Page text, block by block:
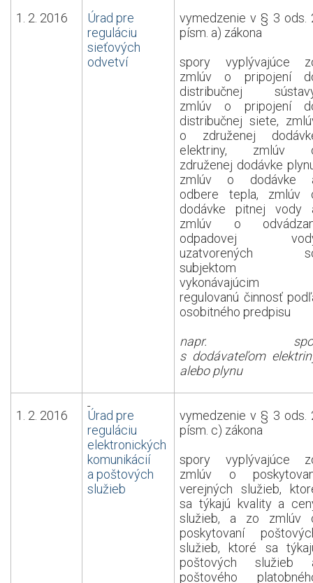
1. 2. 2016
Úrad pre
reguláciu
sieťových
odvetví
vymedzenie v § 3 ods.
písm. a) zákona
spory vyplývajúce
zmlúv o pripojení
distribučnej
zmlúv o pripojení
distribučnej siete,
o združenej
elektriny, zmlúv
združenej dodávke
zmlúv o dodávke
odbere tepla, zmlúv
dodávke pitnej vody
zmlúv o
odpadovej
uzatvorených
subjektom
vykonávajúcim
regulovanú činnosť
osobitného predpisu
napr.
s dodávateľom
alebo plynu
1. 2. 2016
Úrad pre
reguláciu
elektronických
komunikácií
a poštových
služieb
vymedzenie v § 3 ods.
písm. c) zákona
spory vyplývajúce
zmlúv o
verejných služieb,
sa týkajú kvality a
služieb, a zo zmlúv
poskytovaní
služieb, ktoré sa
poštových služieb
poštového